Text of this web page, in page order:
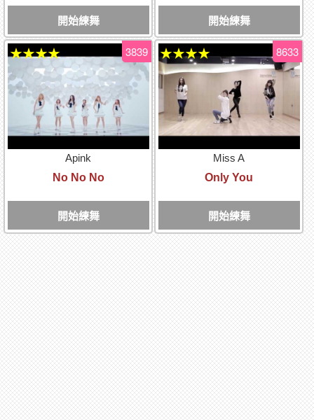
開始練舞 開始練舞
Apink
No No No
開始練舞
3839
★★★★
Miss A
Only You
開始練舞
8633
★★★★